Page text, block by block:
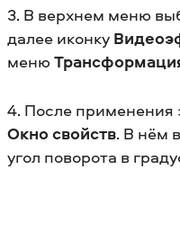
3. В верхнем меню
далее иконку
меню
4. После применения
Окно свойств. В нём
угол поворота в